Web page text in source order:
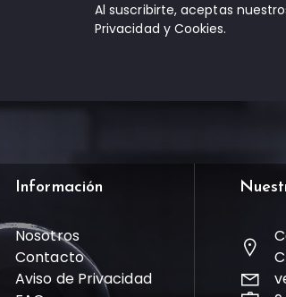
Al suscribirte, aceptas
Privacidad y Cookies.
Información
Nosotros
Contacto
Aviso de Privacidad